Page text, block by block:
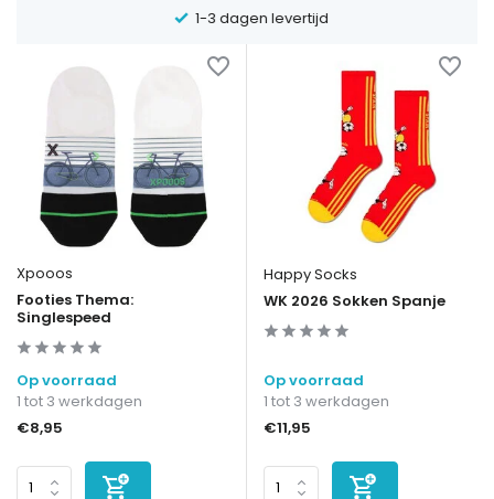
1-3 dagen levertijd
Xpooos
Footies Thema:
Singlespeed
Op voorraad
1 tot 3 werkdagen
€8,95
Happy Socks
WK 2026 Sokken Spanje
Op voorraad
1 tot 3 werkdagen
€11,95